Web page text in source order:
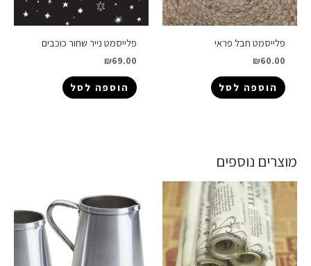
פלייסמט חבל פראי
₪60.00
הוספה לסל
פלייסמט נייר שחור כוכבים
₪69.00
הוספה לסל
מוצרים נוספים